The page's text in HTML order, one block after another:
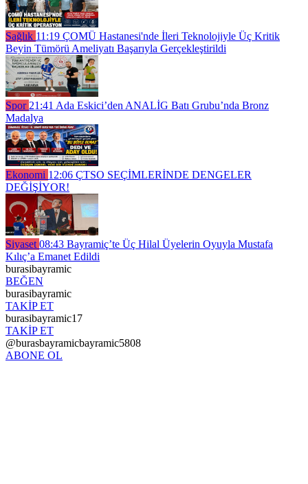
Sağlık 11:19 ÇOMÜ Hastanesi'nde İleri Teknolojiyle Üç Kritik
Beyin Tümörü Ameliyatı Başarıyla Gerçekleştirildi
Spor 21:41 Ada Eskici’den ANALİG Batı Grubu’nda Bronz
Madalya
Ekonomi 12:06 ÇTSO SEÇİMLERİNDE DENGELER
DEĞİŞİYOR!
Siyaset 08:43 Bayramiç’te Üç Hilal Üyelerin Oyuyla Mustafa
Kılıç’a Emanet Edildi
burasibayramic
BEĞEN
burasibayramic
TAKİP ET
burasibayramic17
TAKİP ET
@burasbayramicbayramic5808
ABONE OL